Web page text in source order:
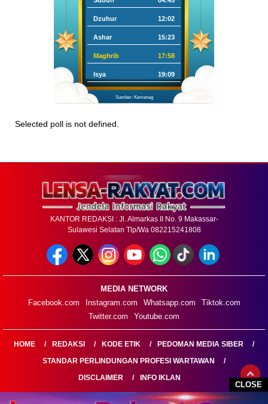
CLOSE
Dzuhur 12:02
Ashar 15:23
Maghrib 17:58
Isya 19:09
Sumber: Kemenag
Selected poll is not defined.
KANTOR REDAKSI : Jl. Almarkas II No. 9 Makassar-
Sulawesi Selatan Tlp/Wa 082215241808
MEDIA NETWORK
Facebook.com
Instagram.com Whatsapp.com
Tiktok.com
Twitter.com
Youtube.com
HOME REDAKSI KODE ETIK
PEDOMAN MEDIA SIBER
STANDAR PERLINDUNGAN PROFESI WARTAWAN
DISCLAIMER
INFO IKLAN
LENSARAKYAT.COM@2026